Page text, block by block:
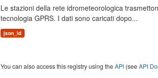
Le stazioni della rete idrometeorologica
tecnologia GPRS. I dati sono caricati dopo...
json_ld
You can also access this registry using theAPI(seeAPI